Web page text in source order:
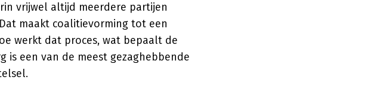
vrijwel altijd meerdere partijen
maakt coalitievorming tot een
werkt dat proces, wat bepaalt de
is een van de meest gezaghebbende